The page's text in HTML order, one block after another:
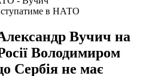
в НАТО
Вучич на
Володимиром
Сербія не має